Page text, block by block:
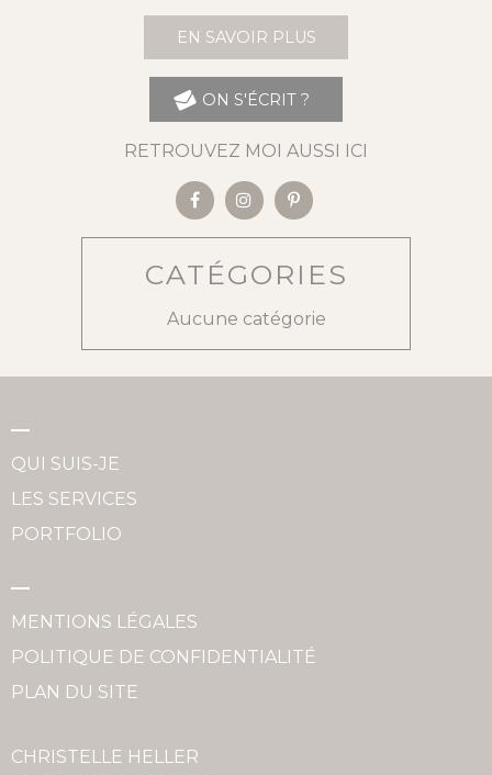
EN SAVOIR PLUS
ON S'ÉCRIT ?
RETROUVEZ MOI AUSSI ICI
CATÉGORIES
Aucune catégorie
QUI SUIS-JE
LES SERVICES
PORTFOLIO
MENTIONS LÉGALES
POLITIQUE DE CONFIDENTIALITÉ
PLAN DU SITE
CHRISTELLE HELLER